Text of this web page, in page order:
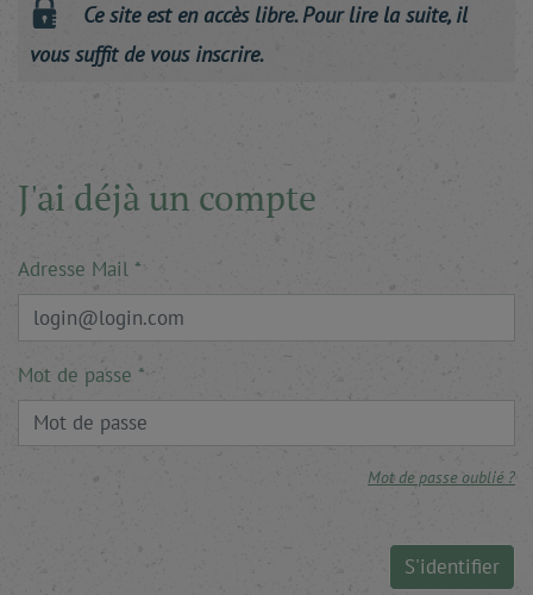
Ce site est en accès libre. Pour lire la suite, il
vous suffit de vous inscrire.
J'ai déjà un compte
Adresse Mail
Mot de passe
Mot de passe oublié ?
S'identifier